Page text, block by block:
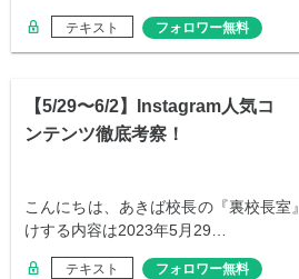
テキスト フォロワー無料
【5/29〜6/2】Instagram人気コ
ンテンツ徹底考察！
こんにちは、あきば校長の『裏校長室
けする内容は2023年5月29…
テキスト フォロワー無料